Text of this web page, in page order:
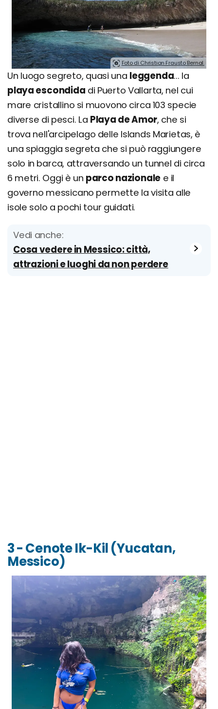
Foto di Christian Frausto Bernal.
Un luogo segreto, quasi una leggenda... la
playa escondida di Puerto Vallarta, nel cui
mare cristallino si muovono circa 103 specie
diverse di pesci. La Playa de Amor, che si
trova nell'arcipelago delle Islands Marietas, è
una spiaggia segreta che si può raggiungere
solo in barca, attraversando un tunnel di circa
6 metri. Oggi è un parco nazionale e il
governo messicano permette la visita alle
isole solo a pochi tour guidati.
Vedi anche:
Cosa vedere in Messico: città,
attrazioni e luoghi da non perdere
3 - Cenote Ik-Kil (Yucatan,
Messico)